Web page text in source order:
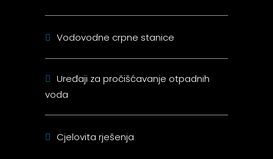
Vodovodne crpne stanice
Uređaji za pročišćavanje otpadnih
voda
Cjelovita rješenja